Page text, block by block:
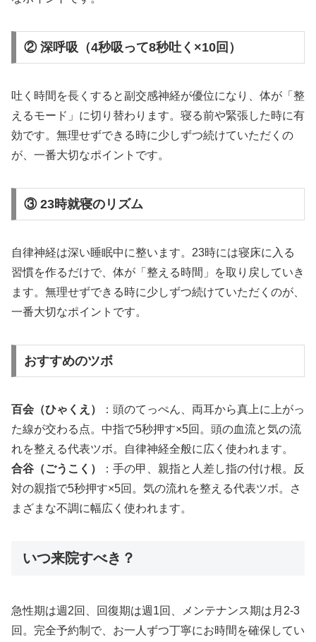
② 深呼吸（4秒吸って8秒吐く×10回）
吐く時間を長くすると副交感神経が優位になり、体が「整
えるモード」に切り替わります。寝る前や緊張した時に有
効です。無理せずできる時に少しずつ続けていただくの
が、一番大切なポイントです。
③ 23時就寝のリズム
自律神経は深い睡眠中に整います。23時には寝床に入る
習慣を作るだけで、体が「整える時間」を取り戻していき
ます。無理せずできる時に少しずつ続けていただくのが、
一番大切なポイントです。
おすすめのツボ
百会（ひゃくえ）
：頭のてっぺん、両耳から真上に上がっ
た線が交わる点。中指で5秒押す×5回。頭の血流と気の流
れを整える代表ツボ。自律神経全般に広く使われます。
合谷（ごうこく）
：手の甲、親指と人差し指の付け根。反
対の親指で5秒押す×5回。気の流れを整える代表ツボ。さ
まざまな不調に幅広く使われます。
いつ来院すべき？
急性期は週2回、回復期は週1回、メンテナンス期は月2-3
回。完全予約制で、お一人ずつ丁寧にお時間を確保してい